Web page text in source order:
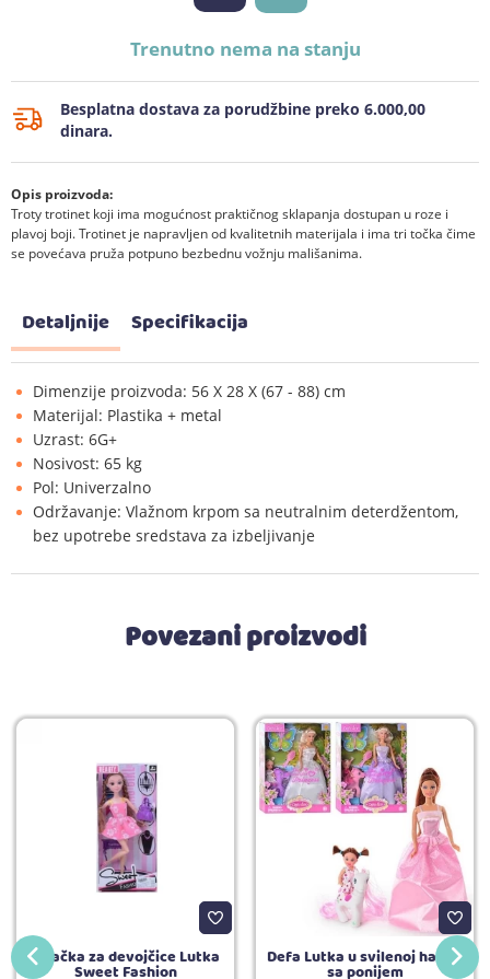
Trenutno nema na stanju
Besplatna dostava za porudžbine preko 6.000,00
dinara.
Opis proizvoda:
Troty trotinet koji ima mogućnost praktičnog sklapanja dostupan u roze i
plavoj boji. Trotinet je napravljen od kvalitetnih materijala i ima tri točka čime
se povećava pruža potpuno bezbednu vožnju mališanima.
Detaljnije Specifikacija
Dimenzije proizvoda: 56 X 28 X (67 - 88) cm
Materijal: Plastika + metal
Uzrast: 6G+
Nosivost: 65 kg
Pol: Univerzalno
Održavanje: Vlažnom krpom sa neutralnim deterdžentom,
bez upotrebe sredstava za izbeljivanje
Povezani proizvodi
Igračka za devojčice Lutka
Sweet Fashion
Defa Lutka u svilenoj haljini
sa ponijem